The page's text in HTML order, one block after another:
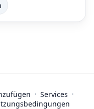
· Services ·